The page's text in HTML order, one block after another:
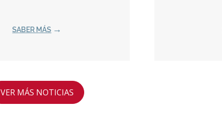
SABER MÁS
VER MÁS NOTICIAS